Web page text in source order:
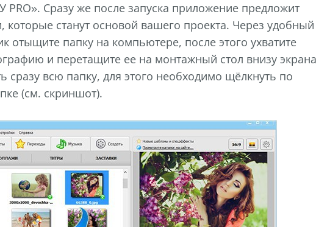
Сразу же после запуска приложение предложит
которые станут основой вашего проекта. Через удобный
отыщите папку на компьютере, после этого ухватите
и перетащите ее на монтажный стол внизу
сразу всю папку, для этого необходимо щёлкнуть по
(см. скриншот).